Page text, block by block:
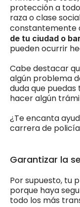
protección a
raza o clase
constantemente
de tu ciudad o
pueden ocurrir
Cabe destacar
algún problema
duda que
hacer algún
¿Te encanta
carrera de
Garantizar la
Por supuesto, tu
porque haya
todo los más